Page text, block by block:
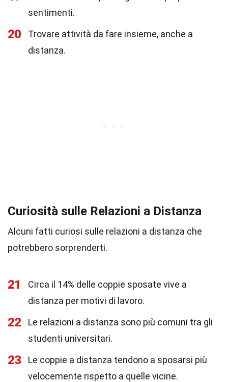
sentimenti.
20
Trovare attività da fare insieme, anche a
distanza.
Curiosità sulle Relazioni a Distanza
Alcuni fatti curiosi sulle relazioni a distanza che
potrebbero sorprenderti.
21
Circa il 14% delle coppie sposate vive a
distanza per motivi di lavoro.
22
Le relazioni a distanza sono più comuni tra gli
studenti universitari.
23
Le coppie a distanza tendono a sposarsi più
velocemente rispetto a quelle vicine.